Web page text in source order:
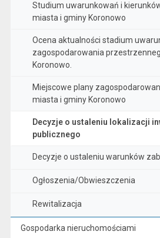
Studium uwarunkowań i
miasta i gminy Koronowo
Ocena aktualności stadium
zagospodarowania
Koronowo.
Miejscowe plany
miasta i gminy Koronowo
Decyzje o ustaleniu lokalizacji
publicznego
Decyzje o ustaleniu warunków
Ogłoszenia/Obwieszczenia
Rewitalizacja
Gospodarka nieruchomościami